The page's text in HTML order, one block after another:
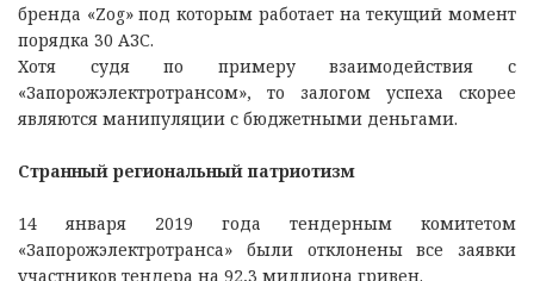
бренда «Zog» под которым работает на текущий момент
порядка 30 АЗС.
Хотя судя по примеру взаимодействия с
«Запорожэлектротрансом», то залогом успеха скорее
являются манипуляции с бюджетными деньгами.
Странный региональный патриотизм
14 января 2019 года тендерным комитетом
«Запорожэлектротранса» были отклонены все заявки
участников тендера на 92,3 миллиона гривен.